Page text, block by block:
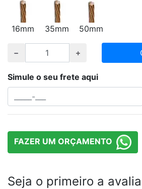
16mm 35mm 50mm
Simule o seu frete aqui
FAZER UM ORÇAMENTO
Seja o primeiro a